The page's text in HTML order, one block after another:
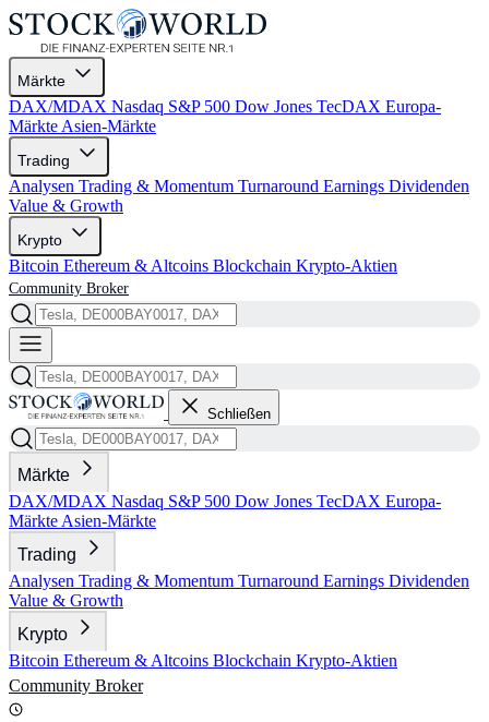
Märkte
DAX/MDAX Nasdaq S&P 500 Dow Jones TecDAX Europa-
Märkte Asien-Märkte
Trading
Analysen Trading & Momentum Turnaround Earnings Dividenden
Value & Growth
Krypto
Bitcoin Ethereum & Altcoins Blockchain Krypto-Aktien
Community Broker
Schließen
Märkte
DAX/MDAX Nasdaq S&P 500 Dow Jones TecDAX Europa-
Märkte Asien-Märkte
Trading
Analysen Trading & Momentum Turnaround Earnings Dividenden
Value & Growth
Krypto
Bitcoin Ethereum & Altcoins Blockchain Krypto-Aktien
Community Broker